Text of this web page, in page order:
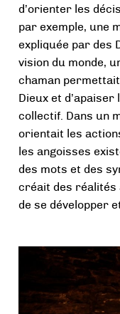
d’orienter les
par exemple, une
expliquée par des
vision du monde,
chaman
Dieux et
collectif. Dans un
orientait les
les angoisses
des mots et des
créait des réalités
de se développer